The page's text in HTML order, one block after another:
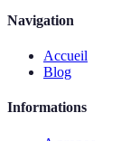
Navigation
Accueil
Blog
Informations